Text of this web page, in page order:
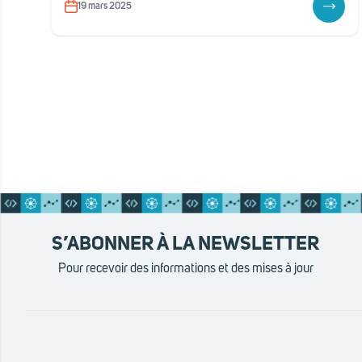
19 mars 2025
S’ABONNER À LA NEWSLETTER
Pour recevoir des informations et des mises à jour